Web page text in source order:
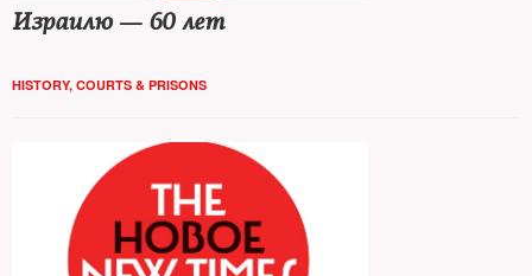
Израилю — 60 лет
HISTORY, COURTS & PRISONS